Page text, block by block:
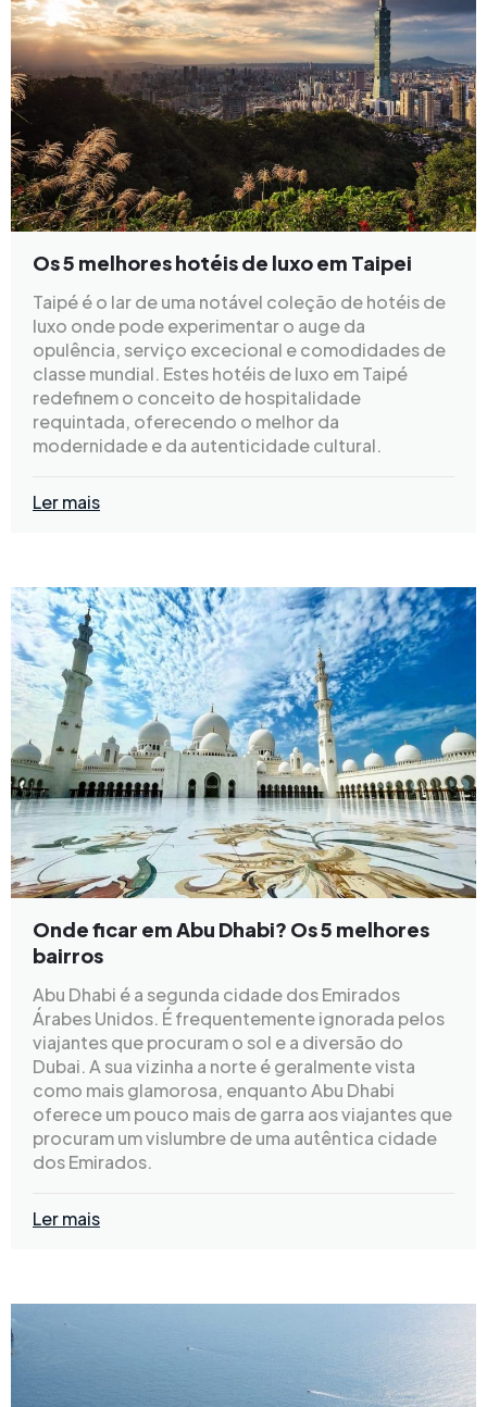
Os 5 melhores hotéis de luxo em Taipei
Taipé é o lar de uma notável coleção de hotéis de
luxo onde pode experimentar o auge da
opulência, serviço excecional e comodidades de
classe mundial. Estes hotéis de luxo em Taipé
redefinem o conceito de hospitalidade
requintada, oferecendo o melhor da
modernidade e da autenticidade cultural.
Ler mais
Onde ficar em Abu Dhabi? Os 5 melhores
bairros
Abu Dhabi é a segunda cidade dos Emirados
Árabes Unidos. É frequentemente ignorada pelos
viajantes que procuram o sol e a diversão do
Dubai. A sua vizinha a norte é geralmente vista
como mais glamorosa, enquanto Abu Dhabi
oferece um pouco mais de garra aos viajantes que
procuram um vislumbre de uma autêntica cidade
dos Emirados.
Ler mais